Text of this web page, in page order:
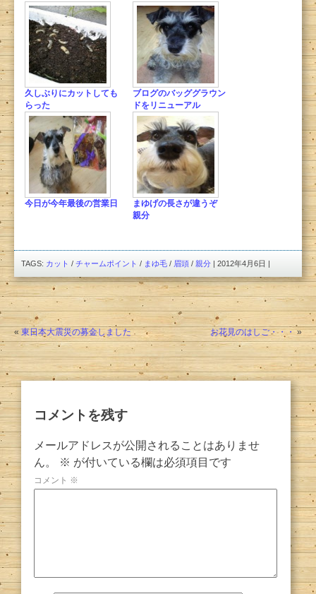
久しぶりにカットしても
らった
ブログのバッググラウン
ドをリニューアル
今日が今年最後の営業日
まゆげの長さが違うぞ
親分
TAGS: カット / チャームポイント / まゆ毛 / 眉頭 / 親分 | 2012年4月6日 |
« 東日本大震災の募金しました お花見のはしご・・・»
コメントを残す
メールアドレスが公開されることはありませ
ん。
※ が付いている欄は必須項目です
コメント ※